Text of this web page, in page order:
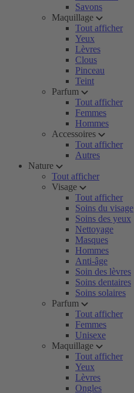
Savons
Maquillage
Tout afficher
Yeux
Lèvres
Clous
Pinceau
Teint
Parfum
Tout afficher
Femmes
Hommes
Accessoires
Tout afficher
Autres
Nature
Tout afficher
Visage
Tout afficher
Soins du visage
Soins des yeux
Nettoyage
Masques
Hommes
Anti-âge
Soin des lèvres
Soins dentaires
Soins solaires
Parfum
Tout afficher
Femmes
Unisexe
Maquillage
Tout afficher
Yeux
Lèvres
Ongles